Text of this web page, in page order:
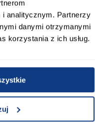
i analitycznym. Partnerzy
danymi otrzymanymi
korzystania z ich usług.
Zobacz więcej >
PORÓWNAJ